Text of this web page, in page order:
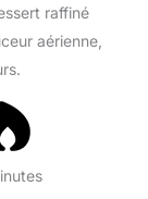
raffiné
aérienne,